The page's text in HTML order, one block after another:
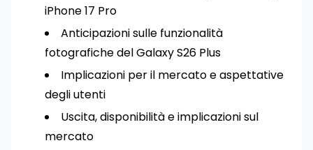
iPhone 17 Pro
Anticipazioni sulle funzionalità
fotografiche del Galaxy S26 Plus
Implicazioni per il mercato e aspettative
degli utenti
Uscita, disponibilità e implicazioni sul
mercato